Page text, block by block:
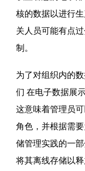
核的数据以进行
关人员可能有点
制。
为了对组织内的
们 在电子数据展
这意味着管理员
角色，并根据需
储管理实践的一
将其离线存储以